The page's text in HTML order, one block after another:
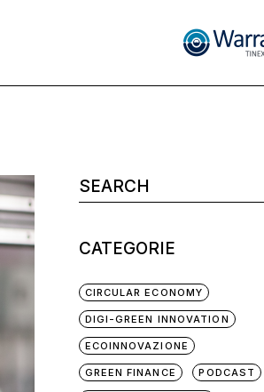
CATEGORIE
CIRCULAR ECONOMY
DIGI-GREEN INNOVATION
ECOINNOVAZIONE
GREEN FINANCE PODCAST